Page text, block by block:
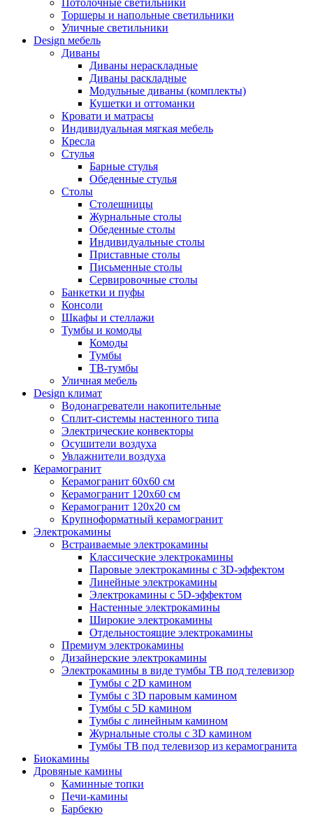
Потолочные светильники
Торшеры и напольные светильники
Уличные светильники
Design мебель
Диваны
Диваны нераскладные
Диваны раскладные
Модульные диваны (комплекты)
Кушетки и оттоманки
Кровати и матрасы
Индивидуальная мягкая мебель
Кресла
Стулья
Барные стулья
Обеденные стулья
Столы
Столешницы
Журнальные столы
Обеденные столы
Индивидуальные столы
Приставные столы
Письменные столы
Сервировочные столы
Банкетки и пуфы
Консоли
Шкафы и стеллажи
Тумбы и комоды
Комоды
Тумбы
ТВ-тумбы
Уличная мебель
Design климат
Водонагреватели накопительные
Сплит-системы настенного типа
Электрические конвекторы
Осушители воздуха
Увлажнители воздуха
Керамогранит
Керамогранит 60х60 см
Керамогранит 120х60 см
Керамогранит 120х20 см
Крупноформатный керамогранит
Электрокамины
Встраиваемые электрокамины
Классические электрокамины
Паровые электрокамины с 3D-эффектом
Линейные электрокамины
Электрокамины с 5D-эффектом
Настенные электрокамины
Широкие электрокамины
Отдельностоящие электрокамины
Премиум электрокамины
Дизайнерские электрокамины
Электрокамины в виде тумбы ТВ под телевизор
Тумбы с 2D камином
Тумбы с 3D паровым камином
Тумбы с 5D камином
Тумбы с линейным камином
Журнальные столы с 3D камином
Тумбы ТВ под телевизор из керамогранита
Биокамины
Дровяные камины
Каминные топки
Печи-камины
Барбекю